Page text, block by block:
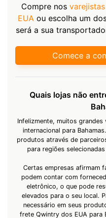
Compre nos
EUAou escolha um
será a sua
Comece a
Quais lojas não
Infelizmente, muitos
internacional para
produtos através de
para regiões
Certas empresas afirmam
podem contar com
eletrônico, o que pode
elevados para o seu local.
necessário em seus
frete Qwintry dos EUA para